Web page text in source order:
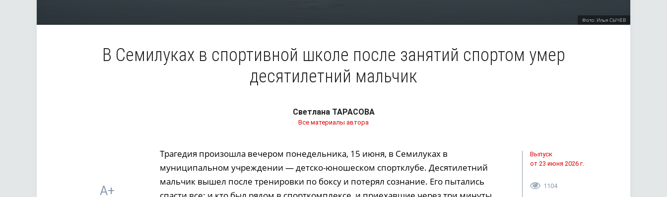
Фото: Илья СЫЧЕВ
В Семилуках в спортивной школе после занятий спортом умер
десятилетний мальчик
Светлана ТАРАСОВА
Все материалы автора
A+
Трагедия произошла вечером понедельника, 15 июня, в Семилуках в
муниципальном учреждении — детско-юношеском спортклубе. Десятилетний
мальчик вышел после тренировки по боксу и потерял сознание. Его пытались
Выпуск
от 23 июня 2026 г.
1104